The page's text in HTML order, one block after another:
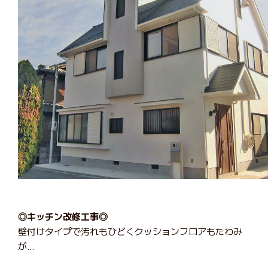
◎キッチン改修工事◎
壁付けタイプで汚れもひどくクッションフロアもたわみ
が…